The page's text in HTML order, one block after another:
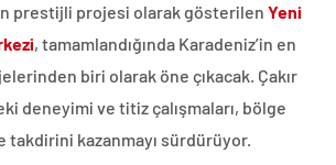
prestijli projesi olarak gösterilen Yeni
, tamamlandığında Karadeniz’in en
biri olarak öne çıkacak. Çakır
deneyimi ve titiz çalışmaları, bölge
takdirini kazanmayı sürdürüyor.